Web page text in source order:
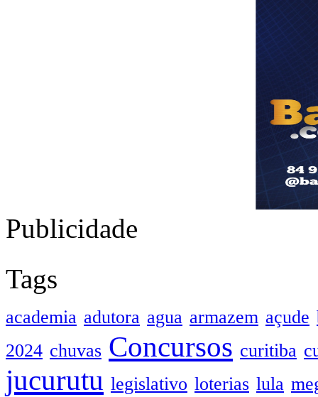
Publicidade
Tags
academia adutora agua armazem açude
2024 chuvas Concursos curitiba
jucurutu legislativo loterias lula